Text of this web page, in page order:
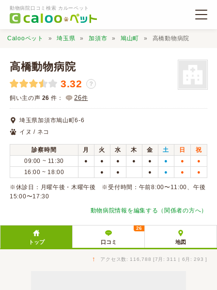
動物病院口コミ検索 カルーペット
動物病院検索
口コミ検索
Calooペットとは？
口コミ投稿
Calooペット 埼玉県 加須市 鳩山町 高橋動物病院
高橋動物病院
3.32 ？
飼い主の声 26 件： 26件
埼玉県加須市鳩山町6-6
イヌ / ネコ
診察時間 月 火 水 木 金 土 日
祝
09:00 ~ 11:30
● ● ● ● ● ● ● ●
16:00 ~ 18:00 ● ● ● ● ● ●
※休診日：月曜午後・木曜午後 ※受付時間：午前8:00〜11:00、午後
15:00〜17:30
動物病院情報を編集する（関係者の方へ）
トップ 口コミ
26
地図
↑ アクセス数: 116,788 [7月: 311 | 6月: 293 ]